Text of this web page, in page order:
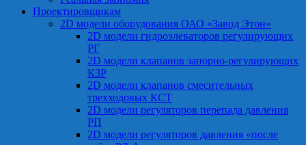
Проектировщикам
2D модели оборудования ОАО «Завод Этон»
2D модели гидроэлеваторов регулирующих
РГ
2D модели клапанов запорно-регулирующих
КЗР
2D модели клапанов смесительных
трехходовых КСТ
2D модели регуляторов перепада давления
РП
2D модели регуляторов давления «после